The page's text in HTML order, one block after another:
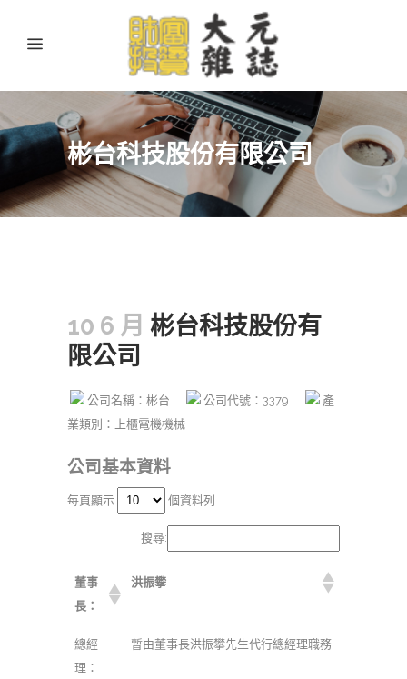
彬台科技股份有限公司
10 6 月 彬台科技股份有
限公司
公司名稱：彬台 公司代號：3379
產
業類別：上櫃電機機械
公司基本資料
每頁顯示 個資料列
搜尋:
董事
長：
洪振攀
總經
理：
暫由董事長洪振攀先生代行總經理職務